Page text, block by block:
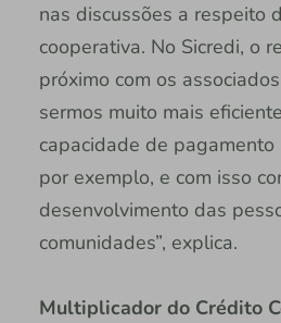
nas discussões a respeito
cooperativa. No Sicredi, o
próximo com os
sermos muito mais
capacidade de pagamento
por exemplo, e com isso
desenvolvimento das
comunidades”, explica.
Multiplicador do Crédito